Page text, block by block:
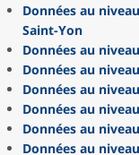
Données au
Saint-Yon
Données au
Données au
Données au
Données au
Données au
Données au